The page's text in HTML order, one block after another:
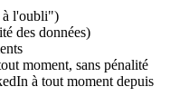
à l'oubli")
des données)
moment, sans pénalité
à tout moment depuis